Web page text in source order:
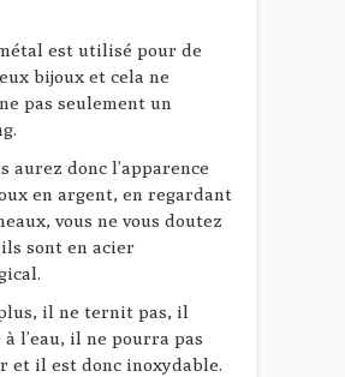
est utilisé pour de
bijoux et cela ne
pas seulement un
aurez donc l’apparence
en argent, en regardant
vous ne vous doutez
sont en acier
il ne ternit pas, il
l’eau, il ne pourra pas
et il est donc inoxydable.